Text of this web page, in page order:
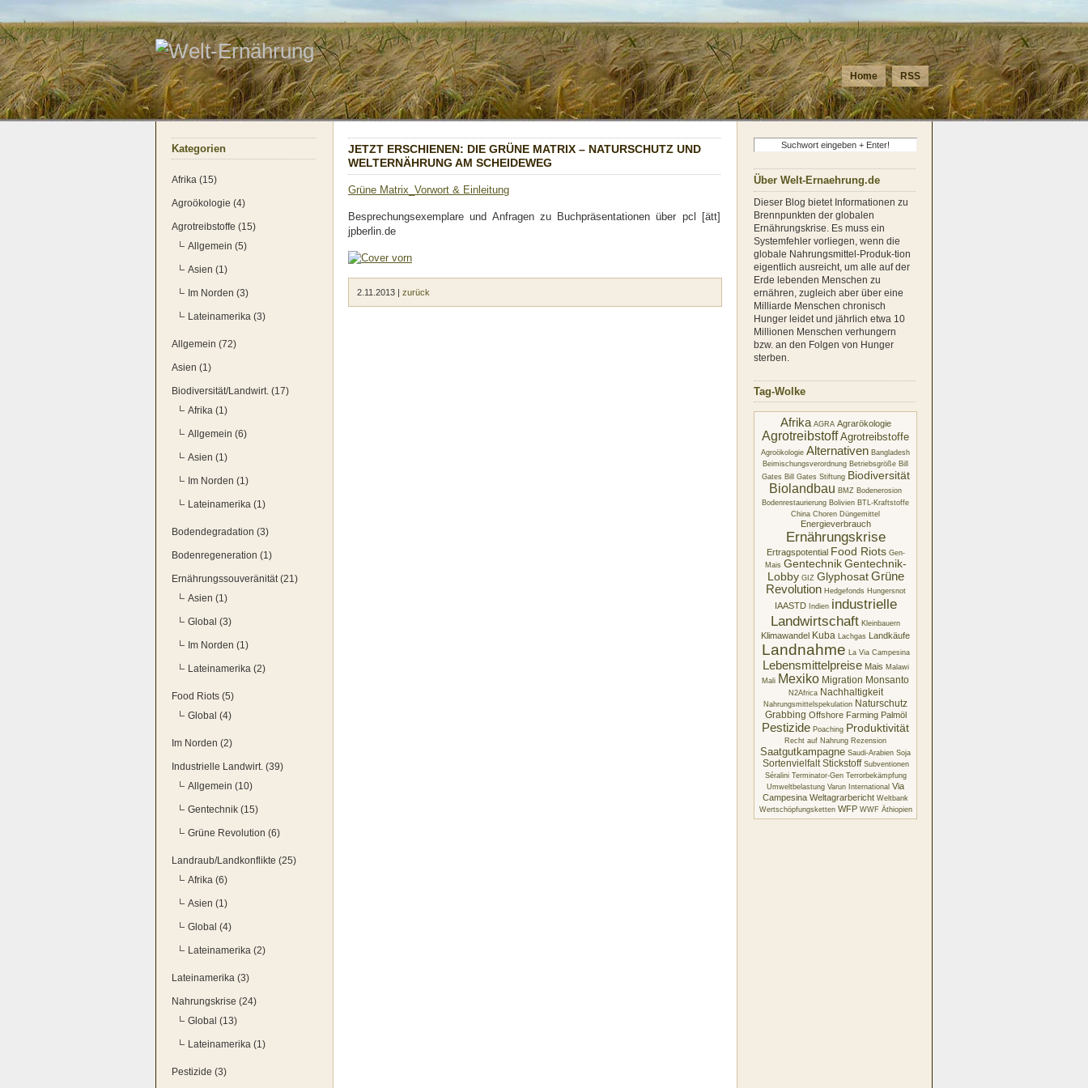
Home RSS
Kate­go­rien
Afrika (15)
Agroökologie (4)
Agrotreibstoffe (15)
Allgemein (5)
Asien (1)
Im Norden (3)
Lateinamerika (3)
Allgemein (72)
Asien (1)
Biodiversität/Landwirt. (17)
Afrika (1)
Allgemein (6)
Asien (1)
Im Norden (1)
Lateinamerika (1)
Bodendegradation (3)
Bodenregeneration (1)
Ernährungssouveränität (21)
Asien (1)
Global (3)
Im Norden (1)
Lateinamerika (2)
Food Riots (5)
Global (4)
Im Norden (2)
Industrielle Landwirt. (39)
Allgemein (10)
Gentechnik (15)
Grüne Revolution (6)
Landraub/Landkonflikte (25)
Afrika (6)
Asien (1)
Global (4)
Lateinamerika (2)
Lateinamerika (3)
Nahrungskrise (24)
Global (13)
Lateinamerika (1)
Pestizide (3)
JETZT ERSCHIE­NEN: DIE GRÜ­NE MATRIX – NATUR­SCHUTZ UND
WELT­ERNÄH­RUNG AM SCHEI­DE­WEG
Grü­ne Matrix_Vorwort & Ein­lei­tung
Bespre­chungs­exem­pla­re und Anfra­gen zu Buch­prä­sen­ta­tio­nen über pcl [ätt]
jpberlin.de
2.11.2013 | zurück
Über Welt-Ernaehrung.de
Dieser Blog bietet Informationen zu
Brennpunkten der globalen
Ernährungskrise. Es muss ein
Systemfehler vorliegen, wenn die
globale Nahrungsmittel-Produk-tion
eigentlich ausreicht, um alle auf der
Erde lebenden Menschen zu
ernähren, zugleich aber über eine
Milliarde Menschen chronisch
Hunger leidet und jährlich etwa 10
Millionen Menschen verhungern
bzw. an den Folgen von Hunger
sterben.
Tag-Wolke
Afrika AGRA Agrarökologie
Agrotreibstoff Agrotreibstoffe
Agroökologie Alternativen Bangladesh
Beimischungsverordnung Betriebsgröße Bill
Gates Bill Gates Stiftung Biodiversität
Biolandbau BMZ Bodenerosion
Bodenrestaurierung Bolivien BTL-Kraftstoffe
China Choren Düngemittel
Energieverbrauch
Ernährungskrise
Ertragspotential Food Riots Gen-
Mais Gentechnik Gentechnik-
Lobby GIZ Glyphosat Grüne
Revolution Hedgefonds Hungersnot
IAASTD Indien industrielle
Landwirtschaft Kleinbauern
Klimawandel Kuba Lachgas Landkäufe
Landnahme La Via Campesina
Lebensmittelpreise Mais Malawi
Mali Mexiko Migration Monsanto
N2Africa Nachhaltigkeit
Nahrungsmittelspekulation Naturschutz
Grabbing Offshore Farming Palmöl
Pestizide Poaching Produktivität
Recht auf Nahrung Rezension
Saatgutkampagne Saudi-Arabien Soja
Sortenvielfalt Stickstoff Subventionen
Séralini Terminator-Gen Terrorbekämpfung
Umweltbelastung Varun International Via
Campesina Weltagrarbericht Weltbank
Wertschöpfungsketten WFP WWF Äthiopien